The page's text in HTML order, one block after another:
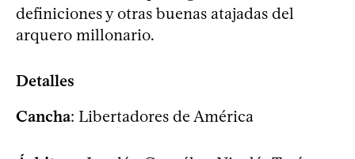
definiciones y otras buenas atajadas del
arquero millonario.
Detalles
Cancha: Libertadores de América